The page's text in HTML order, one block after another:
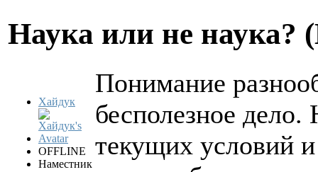
Hаука или не наука?
Хайдук
OFFLINE
Наместник
Понимание
бесполезное дело.
текущих условий